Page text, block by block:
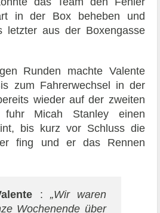
in der Box beheben und
letzter aus der Boxengasse
Runden machte Valente
zum Fahrerwechsel in der
wieder auf der zweiten
fuhr Micah Stanley einen
bis kurz vor Schluss die
fing und er das Rennen
: „Wir waren
Wochenende über